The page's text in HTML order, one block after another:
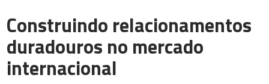
Construindo relacionamentos
duradouros no mercado
internacional